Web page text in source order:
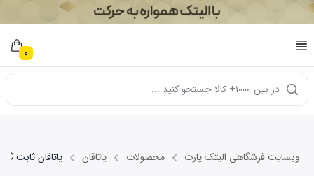
0
در بین ۱۰۰۰+ کالا جستجو کنید ...
وبسایت فرشگاهی الیتک پارت محصولات یاتاقان یاتاقان ثابت STD MVM 110-4C